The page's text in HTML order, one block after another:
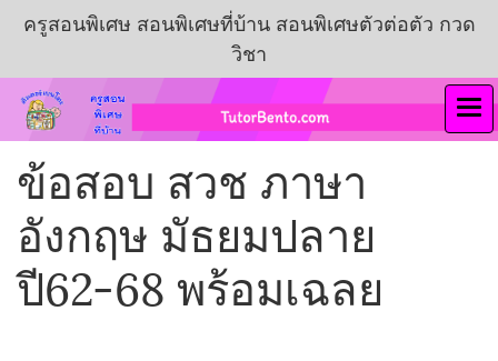
ครูสอนพิเศษ สอนพิเศษที่บ้าน สอนพิเศษตัวต่อตัว กวด
วิชา
ข้อสอบ สวช ภาษา
อังกฤษ มัธยมปลาย
ปี62-68 พร้อมเฉลย